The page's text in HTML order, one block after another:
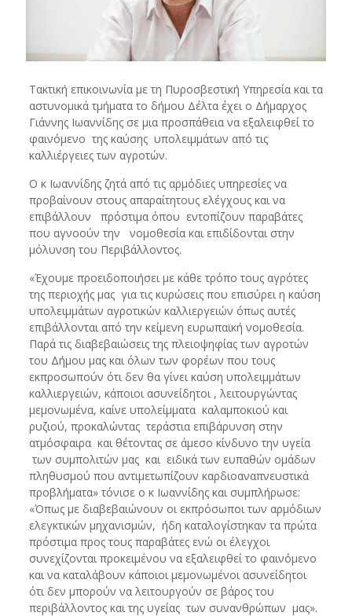
Τακτική επικοινωνία με τη Πυροσβεστική Υπηρεσία και τα
αστυνομικά τμήματα το δήμου Δέλτα έχει ο Δήμαρχος
Γιάννης Ιωαννίδης σε μια προσπάθεια να εξαλειφθεί το
φαινόμενο της καύσης υπολειμμάτων από τις
καλλιέργειες των αγροτών.
Ο κ Ιωαννίδης ζητά από τις αρμόδιες υπηρεσίες να
προβαίνουν στους απαραίτητους ελέγχους και να
επιβάλλουν πρόστιμα όπου εντοπίζουν παραβάτες
που αγνοούν την νομοθεσία και επιδίδονται στην
μόλυνση του Περιβάλλοντος.
«Έχουμε προειδοποιήσει με κάθε τρόπο τους αγρότες
της περιοχής μας για τις κυρώσεις που επισύρει η καύση
υπολειμμάτων αγροτικών καλλιεργειών όπως αυτές
επιβάλλονται από την κείμενη ευρωπαϊκή νομοθεσία.
Παρά τις διαβεβαιώσεις της πλειοψηφίας των αγροτών
του Δήμου μας και όλων των φορέων που τους
εκπροσωπούν ότι δεν θα γίνει καύση υπολειμμάτων
καλλιεργειών, κάποιοι ασυνείδητοι , λειτουργώντας
μεμονωμένα, καίνε υπολείμματα καλαμποκιού και
ρυζιού, προκαλώντας τεράστια επιβάρυνση στην
ατμόσφαιρα και θέτοντας σε άμεσο κίνδυνο την υγεία
των συμπολιτών μας και ειδικά των ευπαθών ομάδων
πληθυσμού που αντιμετωπίζουν καρδιοαναπνευστικά
προβλήματα» τόνισε ο κ Ιωαννίδης και συμπλήρωσε:
«Όπως με διαβεβαιώνουν οι εκπρόσωποι των αρμόδιων
ελεγκτικών μηχανισμών, ήδη καταλογίστηκαν τα πρώτα
πρόστιμα προς τους παραβάτες ενώ οι έλεγχοι
συνεχίζονται προκειμένου να εξαλειφθεί το φαινόμενο
και να καταλάβουν κάποιοι μεμονωμένοι ασυνείδητοι
ότι δεν μπορούν να λειτουργούν σε βάρος του
περιβάλλοντος και της υγείας των συνανθρώπων μας».